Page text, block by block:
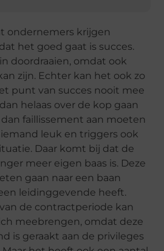
ondernemers krijgen
het goed gaat is succes.
doordraaien, omdat ook
zijn. Echter kan het ook zo
punt van succes nooit mee
helaas over de kop gaan
faillissement aan moeten
leuk en triggers ook
Daar komt bij dat de
meer eigen baas is. Deze
gaan naar een baan
leidinggevende heeft.
de contractperiode kan
meebrengen, omdat deze
is geraakt aan de privileges